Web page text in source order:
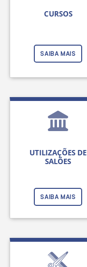
CURSOS
SAIBA MAIS
UTILIZAÇÕES DE
SALÕES
SAIBA MAIS